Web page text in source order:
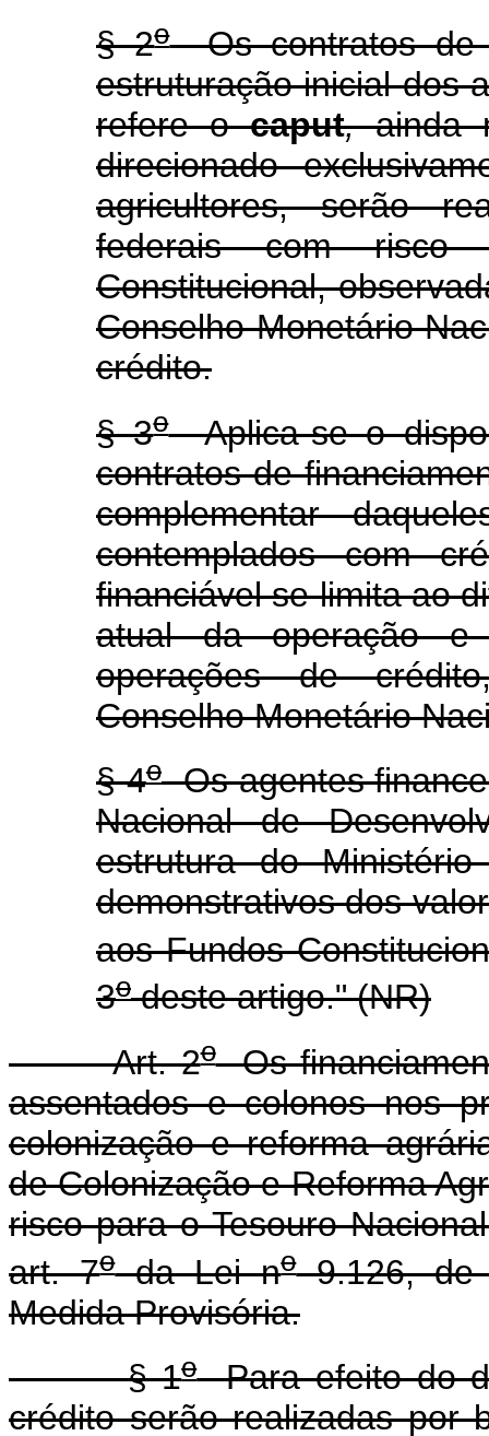
§ 2oOs contratos de
estruturação inicial dos
refere ocaput,ainda
direcionado
agricultores, serão
federais com risco
Constitucional,
Conselho Monetário
crédito.
§ 3oAplica-se o
contratos de
complementar
contemplados com
financiável se limita ao
atual da operação
operações de
Conselho Monetário
§ 4oOs agentes
Nacional de
estrutura do
demonstrativos dos
aos Fundos
3odeste artigo." (NR)
Art. 2oOs
assentados e colonos nos
colonização e reforma
de Colonização e Reforma
risco para o Tesouro
art. 7oda Lei no9.126, de
Medida Provisória.
§ 1oPara efeito do
crédito serão realizadas por